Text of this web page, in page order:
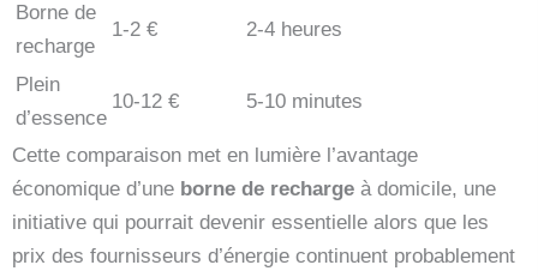
Borne de
recharge
1-2 € 2-4 heures
Plein
d’essence
10-12 € 5-10 minutes
Cette comparaison met en lumière l’avantage
économique d’une borne de recharge à domicile, une
initiative qui pourrait devenir essentielle alors que les
prix des fournisseurs d’énergie continuent probablement